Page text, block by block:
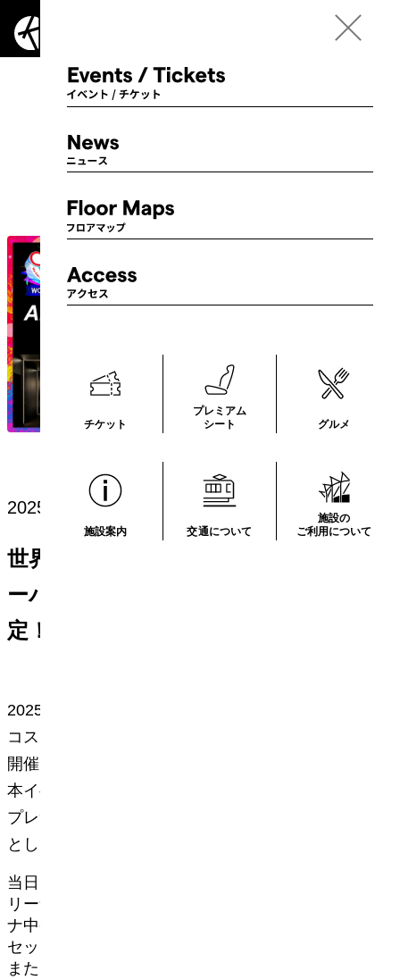
チケット
プレミアム
シート
グルメ
施設案内 交通について
施設の
ご利用について
2025.08.12
世界コスプレサミット2025 アフタ
ーパーティー in IGアリーナ 開催決
定！
2025年8月24日（日）、IGアリーナにて「世界
コスプレサミット2025 アフターパーティー」を
開催いたします。
本イベントは、今年8月に開催された「世界コス
プレサミット2025」の公式アフターパーティー
として実施するコスプレイベントです。
当日は、最大収容人数1万7,000人を誇る最新ア
リーナを撮影スポットとして特別開放。アリー
ナ中央のステージ撮影や、館内各所でのフォト
セッションをお楽しみいただけます。
また、アリーナ中央のセンターハングビジョン